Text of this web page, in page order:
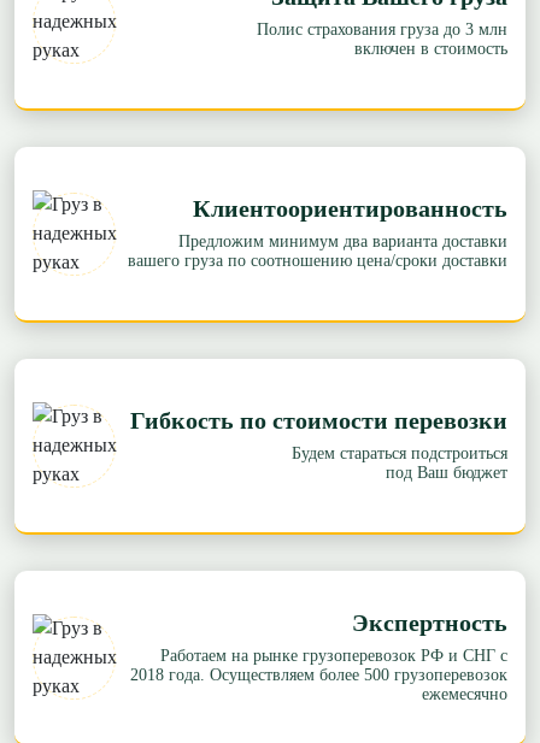
Полис страхования груза до 3 млн
включен в стоимость
Клиентоориентированность
Предложим минимум два варианта доставки
вашего груза по соотношению цена/сроки доставки
Гибкость по стоимости перевозки
Будем стараться подстроиться
под Ваш бюджет
Экспертность
Работаем на рынке грузоперевозок РФ и СНГ с
2018 года. Осуществляем более 500 грузоперевозок
ежемесячно